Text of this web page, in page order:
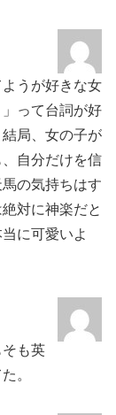
ようが好きな女
って台詞が好
局、女の子が
自分だけを信
の気持ちはす
対に神楽だと
に可愛いよ
も英
。